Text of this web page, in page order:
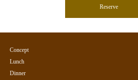
Reserve
Concept
Lunch
Dinner